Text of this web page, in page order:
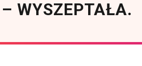
WYSZEPTAŁA.